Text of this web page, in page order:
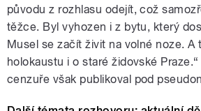
původu z rozhlasu odejít, což
těžce. Byl vyhozen i z bytu, který
Musel se začít živit na volné noze. A
holokaustu i o staré židovské Praze.“
cenzuře však publikoval pod